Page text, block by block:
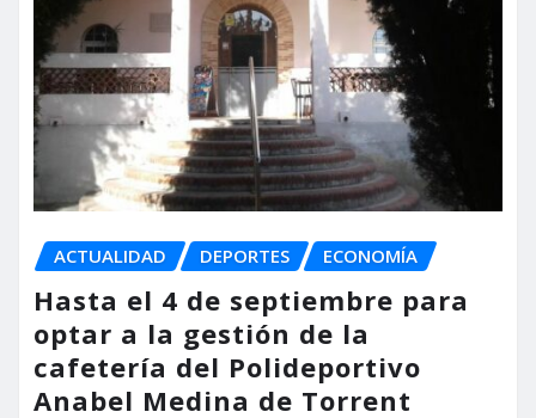
ACTUALIDAD DEPORTES ECONOMÍA
Hasta el 4 de septiembre para
optar a la gestión de la
cafetería del Polideportivo
Anabel Medina de Torrent